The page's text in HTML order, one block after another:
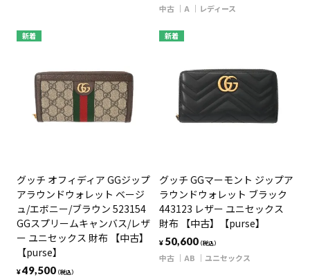
中古 A レディース
新着
グッチ オフィディア GGジップ
アラウンドウォレット ベージ
ュ/エボニー/ブラウン 523154
GGスプリームキャンバス/レザ
ー ユニセックス 財布 【中古】
【purse】
¥49,500（税込）
新着
グッチ GGマーモント ジップア
ラウンドウォレット ブラック
443123 レザー ユニセックス
財布 【中古】【purse】
¥ 50,600（税込）
中古 AB ユニセックス